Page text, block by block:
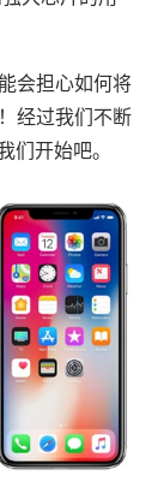
会担心如何将
经过我们不断
开始吧。